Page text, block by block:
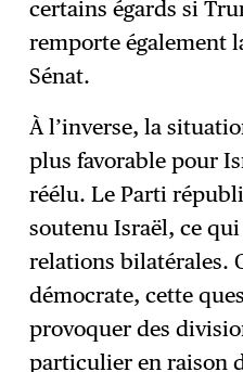
certains égards si
remporte également
Sénat.
À l’inverse, la
plus favorable pour
réélu. Le Parti
soutenu Israël, ce
relations bilatérales.
démocrate, cette
provoquer des
particulier en raison